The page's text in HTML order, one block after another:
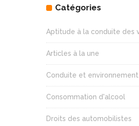
Catégories
Aptitude à la conduite des
Articles à la une
Conduite et environnement
Consommation d'alcool
Droits des automobilistes